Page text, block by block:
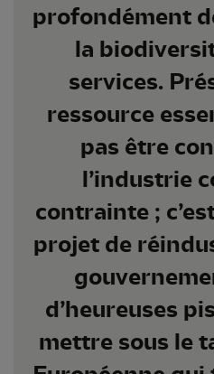
profondément
la
services.
ressource
pas être
l’industrie
contrainte ;
projet de
d’heureuses
mettre sous le